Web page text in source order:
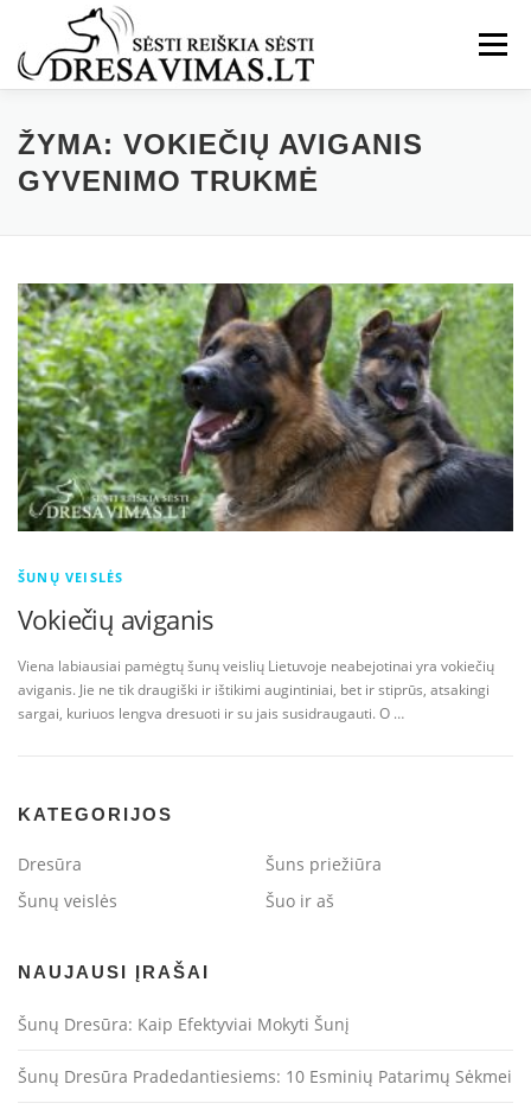
turinio
Meniu
ŽYMA: VOKIEČIŲ AVIGANIS
GYVENIMO TRUKMĖ
ŠUNŲ VEISLĖS
Vokiečių aviganis
Viena labiausiai pamėgtų šunų veislių Lietuvoje neabejotinai yra vokiečių
aviganis. Jie ne tik draugiški ir ištikimi augintiniai, bet ir stiprūs, atsakingi
sargai, kuriuos lengva dresuoti ir su jais susidraugauti. O …
KATEGORIJOS
Dresūra
Šuns priežiūra
Šunų veislės
Šuo ir aš
NAUJAUSI ĮRAŠAI
Šunų Dresūra: Kaip Efektyviai Mokyti Šunį
Šunų Dresūra Pradedantiesiems: 10 Esminių Patarimų Sėkmei